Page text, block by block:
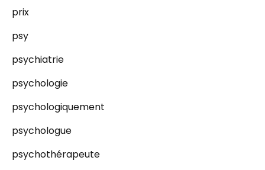
prix
psy
psychiatrie
psychologie
psychologiquement
psychologue
psychothérapeute